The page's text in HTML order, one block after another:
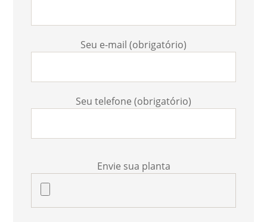
Seu e-mail (obrigatório)
Seu telefone (obrigatório)
Envie sua planta